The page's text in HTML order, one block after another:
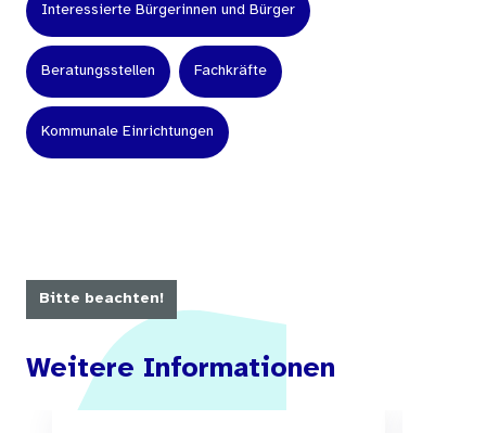
Interessierte Bürgerinnen und Bürger
Beratungsstellen Fachkräfte
Kommunale Einrichtungen
Bitte beachten!
Weitere Informationen